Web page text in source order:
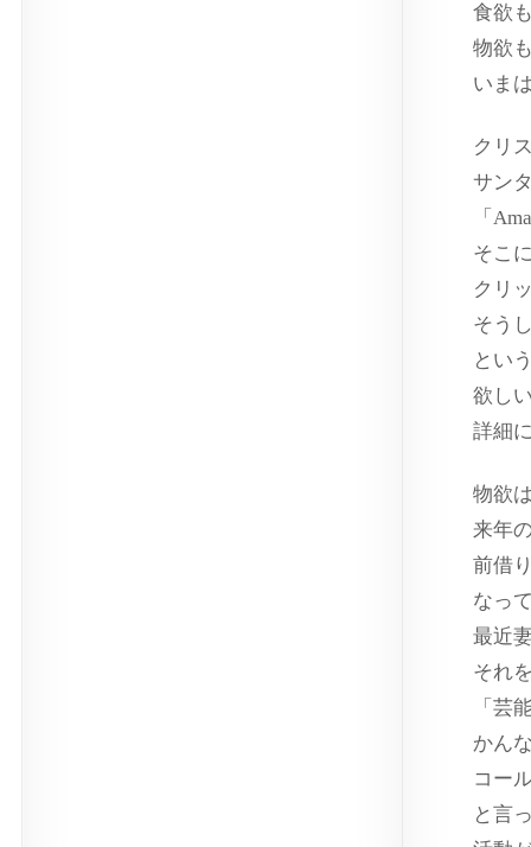
食欲
物欲
いま
クリ
サン
「
そこ
クリ
そう
とい
欲し
詳細
物欲
来年
前借
なっ
最近
それ
「芸
かん
コー
と言